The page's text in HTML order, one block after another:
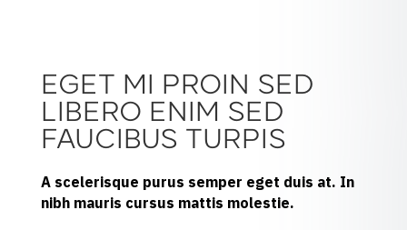
EGET MI PROIN SED
LIBERO ENIM SED
FAUCIBUS TURPIS
A scelerisque purus semper eget duis at. In
nibh mauris cursus mattis molestie.